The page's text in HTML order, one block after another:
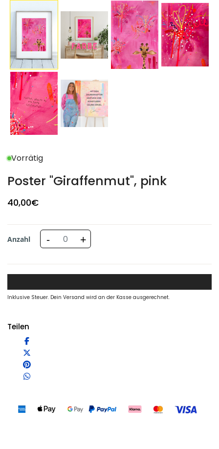
Vorrätig
Poster "Giraffenmut", pink
40,00€
Anzahl - +
Inklusive Steuer. Dein Versand wird an der Kasse ausgerechnet.
Teilen